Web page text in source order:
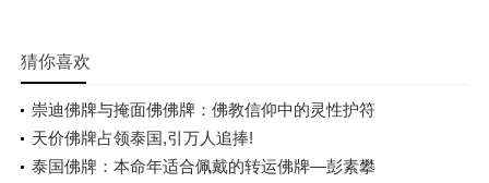
猜你喜欢
崇迪佛牌与掩面佛佛牌：佛教信仰中的灵性护符
天价佛牌占领泰国,引万人追捧!
泰国佛牌：本命年适合佩戴的转运佛牌—彭素攀